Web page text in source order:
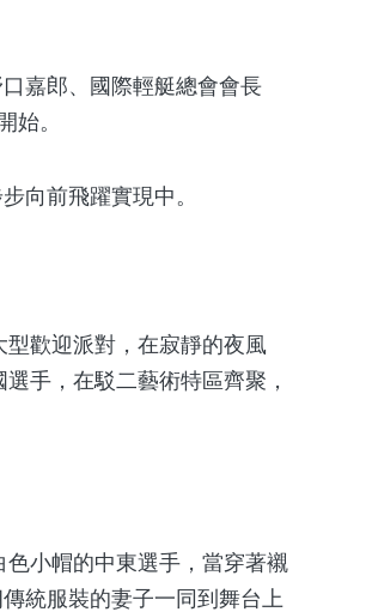
嘉郎、國際輕艇總會會長
始。
向前飛躍實現中。
歡迎派對，在寂靜的夜風
手，在駁二藝術特區齊聚，
小帽的中東選手，當穿著襯
統服裝的妻子一同到舞台上